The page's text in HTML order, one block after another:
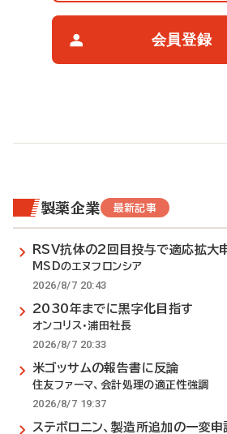
会員登録
製薬企業 最新記事
RSV抗体の2回目投与で適応拡大
MSDのエヌフロンシア
2026/8/7 20:43
2030年までに黒字化目指す
オンコリス・浦田社長
2026/8/7 20:33
米ゴッサムの報告書に反論
住友ファーマ、会計処理の適正性強調
2026/8/7 19:37
ステボロニン、製造所追加の一変申